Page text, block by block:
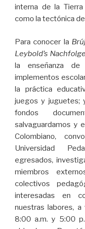
interna de la
como la tectónica
Para conocer la
Leybold’s
la enseñanza
implementos
la práctica
juegos y juguetes;
fondos
salvaguardamos y
Colombiano,
Universidad
egresados,
miembros
colectivos
interesadas en
nuestras labores,
8:00 a.m. y 5:00